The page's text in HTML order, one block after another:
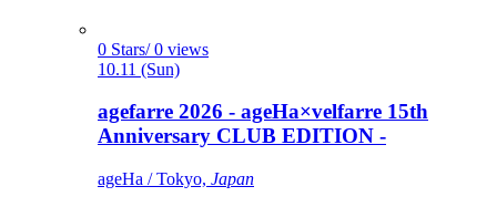
0 Stars/ 0 views
10.11 (Sun)
agefarre 2026 - ageHa×velfarre 15th
Anniversary CLUB EDITION -
ageHa / Tokyo, Japan